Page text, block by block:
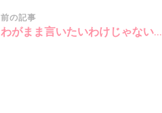
投
稿
前の記事
わがまま言いたいわけじゃない…